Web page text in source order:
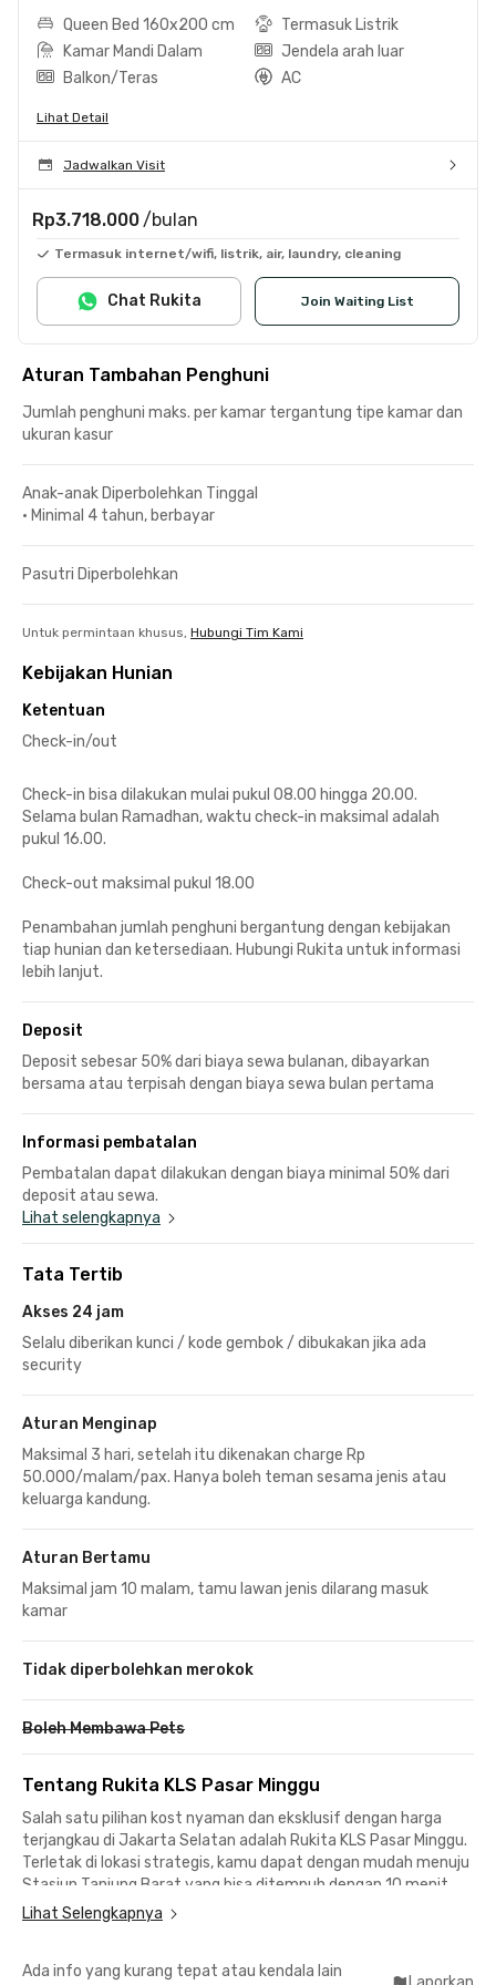
Queen Bed 160x200 cm
Termasuk Listrik
Kamar Mandi Dalam
Jendela arah luar
Balkon/Teras
AC
Lihat Detail
Jadwalkan Visit
Rp3.718.000 /bulan
Termasuk internet/wifi, listrik, air, laundry, cleaning
Join Waiting List
Chat Rukita
Aturan Tambahan Penghuni
Jumlah penghuni maks. per kamar tergantung tipe kamar dan
ukuran kasur
Anak-anak Diperbolehkan Tinggal
• Minimal 4 tahun, berbayar
Pasutri Diperbolehkan
Untuk permintaan khusus, Hubungi Tim Kami
Kebijakan Hunian
Ketentuan
Check-in/out
Check-in bisa dilakukan mulai pukul 08.00 hingga 20.00.
Selama bulan Ramadhan, waktu check-in maksimal adalah
pukul 16.00.
Check-out maksimal pukul 18.00
Penambahan jumlah penghuni bergantung dengan kebijakan
tiap hunian dan ketersediaan. Hubungi Rukita untuk informasi
lebih lanjut.
Deposit
Deposit sebesar 50% dari biaya sewa bulanan, dibayarkan
bersama atau terpisah dengan biaya sewa bulan pertama
Informasi pembatalan
Pembatalan dapat dilakukan dengan biaya minimal 50% dari
deposit atau sewa.
Lihat selengkapnya
Tata Tertib
Akses 24 jam
Selalu diberikan kunci / kode gembok / dibukakan jika ada
security
Aturan Menginap
Maksimal 3 hari, setelah itu dikenakan charge Rp
50.000/malam/pax. Hanya boleh teman sesama jenis atau
keluarga kandung.
Aturan Bertamu
Maksimal jam 10 malam, tamu lawan jenis dilarang masuk
kamar
Tidak diperbolehkan merokok
Boleh Membawa Pets
Tentang Rukita KLS Pasar Minggu
Salah satu pilihan kost nyaman dan eksklusif dengan harga
terjangkau di Jakarta Selatan adalah Rukita KLS Pasar Minggu.
Terletak di lokasi strategis, kamu dapat dengan mudah menuju
Stasiun Tanjung Barat yang bisa ditempuh dengan 10 menit
berjalan kaki saja.
seperti ANTAM, 18 Office Park, dan Arkadia Green Park perlu
Lihat Selengkapnya
Ada info yang kurang tepat atau kendala lain